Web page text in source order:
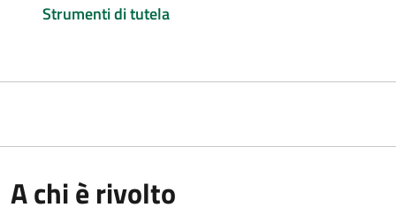
Strumenti di tutela
A chi è rivolto